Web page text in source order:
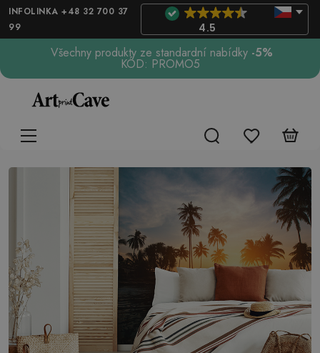
INFOLINKA +48 32 700 37
99
4.5
Všechny produkty ze standardní nabídky -5%
KÓD: PROMO5